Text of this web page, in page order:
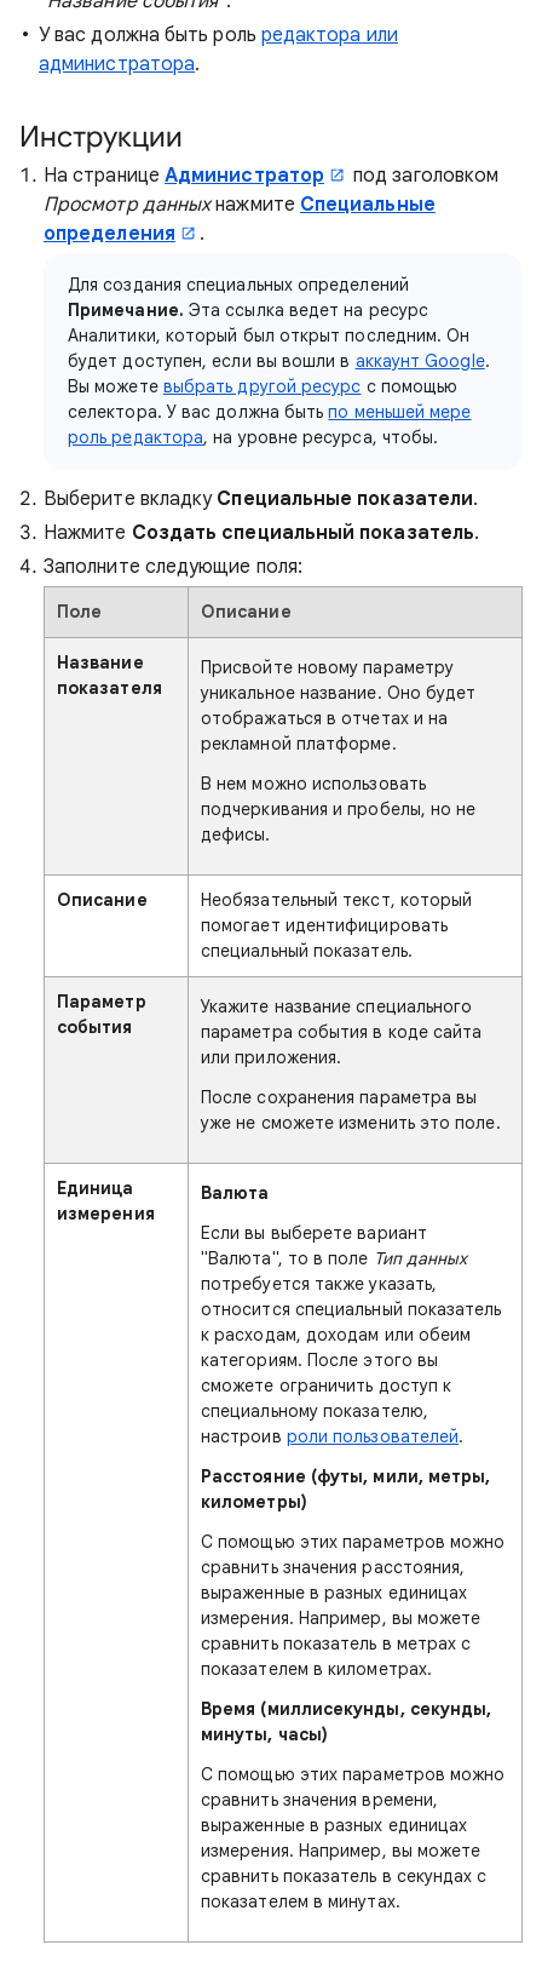
У вас должна быть роль редактора или
администратора.
Инструкции
На странице Администратор
под заголовком
Просмотр данныхнажмите Специальные
определения
.
Для создания специальных определений
Примечание. Эта ссылка ведет на ресурс
Аналитики, который был открыт последним. Он
будет доступен, если вы вошли в аккаунт Google.
Вы можете выбрать другой ресурс с помощью
селектора. У вас должна бытьпо меньшей мере
роль редактора, на уровне ресурса, чтобы.
Выберите вкладку Специальные показатели.
Нажмите Создать специальный показатель.
Заполните следующие поля:
Поле Описание
Название
показателя
Присвойте новому параметру
уникальное название. Оно будет
отображаться в отчетах и на
рекламной платформе.
В нем можно использовать
подчеркивания и пробелы, но не
дефисы.
Описание
Необязательный текст, который
помогает идентифицировать
специальный показатель.
Параметр
события
Укажите название специального
параметра события в коде сайта
или приложения.
После сохранения параметра вы
уже не сможете изменить это поле.
Единица
измерения
Валюта
Если вы выберете вариант
"Валюта", то в поле Тип данных
потребуется также указать,
относится специальный показатель
к расходам, доходам или обеим
категориям. После этого вы
сможете ограничить доступ к
специальному показателю,
настроив роли пользователей.
Расстояние (футы, мили, метры,
километры)
С помощью этих параметров можно
сравнить значения расстояния,
выраженные в разных единицах
измерения. Например, вы можете
сравнить показатель в метрах с
показателем в километрах.
Время (миллисекунды, секунды,
минуты, часы)
С помощью этих параметров можно
сравнить значения времени,
выраженные в разных единицах
измерения. Например, вы можете
сравнить показатель в секундах с
показателем в минутах.